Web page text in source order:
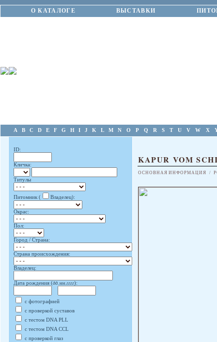
О КАТАЛОГЕ ВЫСТАВКИ
A B C D E F G H I J K L M N O P Q R S T U V W X
ID:
Кличка:
Титулы
Питомник ( Владелец):
Окрас:
Пол:
Город / Страна:
Страна происхождения:
Владелец:
Дата рождения (дд.мм.гггг):
с фотографией
с проверкой суставов
с тестом DNA PLL
с тестом DNA CCL
с проверкой глаз
KAPUR VOM
ОСНОВНАЯ ИНФОРМАЦИЯ /